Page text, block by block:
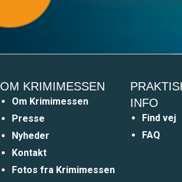
OM KRIMIMESSEN
Om Krimimessen
Presse
Nyheder
Kontakt
Fotos fra Krimimessen
INFO
Find vej
FAQ